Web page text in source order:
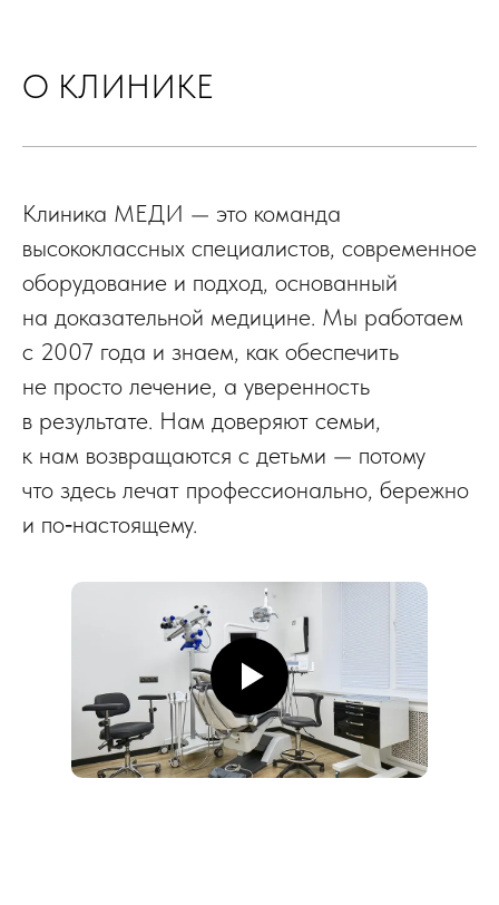
О КЛИНИКЕ
Клиника МЕДИ — это команда
высококлассных специалистов, современное
оборудование и подход, основанный
на доказательной медицине. Мы работаем
с 2007 года и знаем, как обеспечить
не просто лечение, а уверенность
в результате. Нам доверяют семьи,
к нам возвращаются с детьми — потому
что здесь лечат профессионально, бережно
и по‑настоящему.